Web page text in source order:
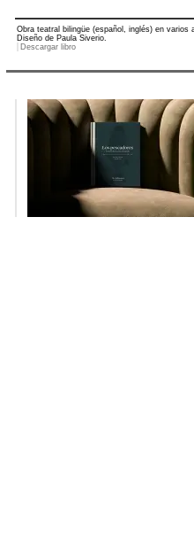
Obra teatral bilingüe (español, inglés) en
Diseño de Paula Siverio.
Descargar libro